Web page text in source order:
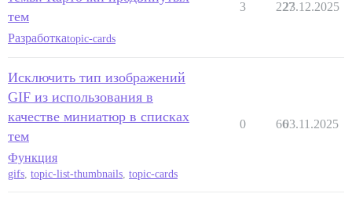
тем
Разработкаtopic-cards
3 227
23.12.2025
Исключить тип изображений
GIF из использования в
качестве миниатюр в списках
тем
Функция
gifs, topic-list-thumbnails, topic-cards
0 6603.11.2025